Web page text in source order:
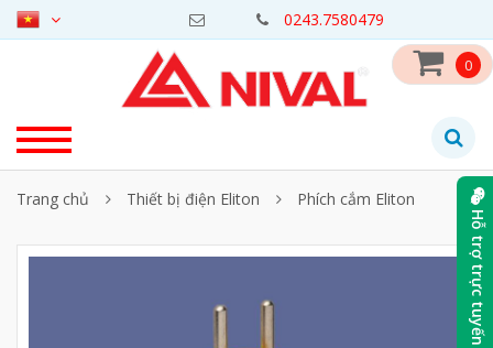
0243.7580479
0
Trang chủ Thiết bị điện Eliton Phích cắm Eliton
Hỗ trợ trực tuyến